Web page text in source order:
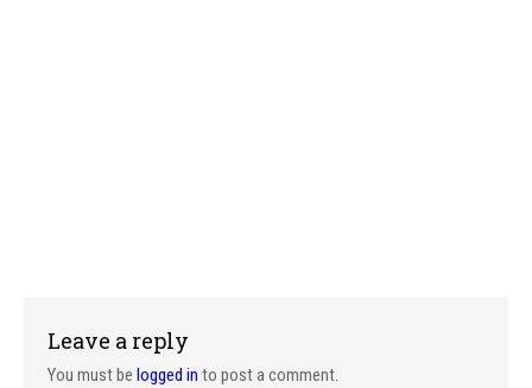
Leave a reply
You must be logged in to post a comment.